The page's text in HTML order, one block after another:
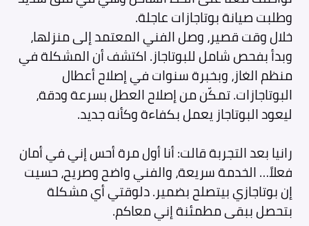
وطلبت صيانة بوتاجازات عاجلة.
خلال وقت قصير، وصل الفني المعتمد إلى منزلها،
وبدأ بفحص شامل للبوتاجاز. اكتشف أن المشكلة في
منظم الغاز، وبخبرة سنوات في إصلاح أعطال
البوتاجازات. تمكّن من إصلاح العطل بسرعة ودقة،
ليعود البوتاجاز يعمل بكفاءة وكأنه جديد.
رانيا بعد التجربة قالت: أنا أول مرة أحس إني في أمان
فعلاً… الخدمة سريعة، والفني واضح وصريح، حسيت
إن بوتاجازي بيتصلح بضمير. دلوقتي أي مشكلة
بتحصل ببقى مطمئنة إني معاكم.